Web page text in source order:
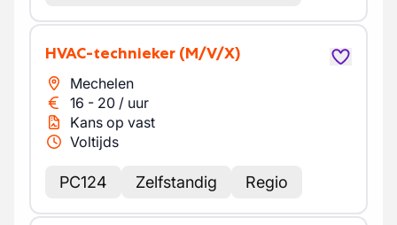
HVAC-technieker (M/V/X)
Mechelen
16 - 20 / uur
Kans op vast
Voltijds
PC124 Zelfstandig Regio